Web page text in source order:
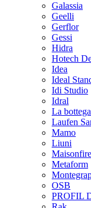
Galassia
Geelli
Gerflor
Gessi
Hidra
Hotech
Idea
Ideal
Idi Studio
Idral
La
Laufen
Mamo
Liuni
Maisonfire
Metaform
OSB
PROFIL